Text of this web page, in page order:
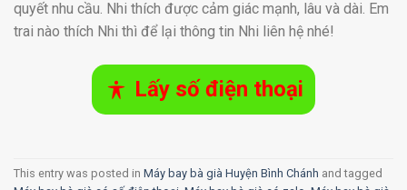
quyết nhu cầu. Nhi thích được cảm giác mạnh, lâu và dài. Em
trai nào thích Nhi thì để lại thông tin Nhi liên hệ nhé!
Lấy số điện thoại
This entry was posted in Máy bay bà già Huyện Bình Chánh and tagged